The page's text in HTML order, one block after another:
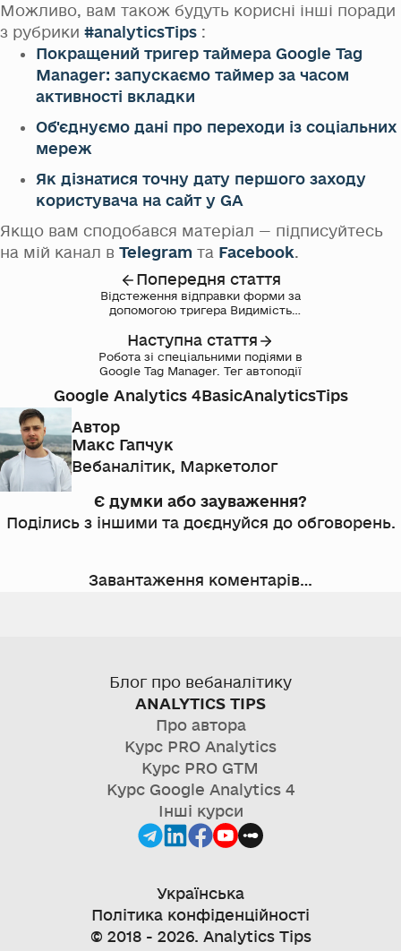
Можливо, вам також будуть корисні інші поради
з рубрики #analyticsTips :
Покращений тригер таймера Google Tag
Manager: запускаємо таймер за часом
активності вкладки
Об'єднуємо дані про переходи із соціальних
мереж
Як дізнатися точну дату першого заходу
користувача на сайт у GA
Якщо вам сподобався матеріал — підписуйтесь
на мій канал в Telegram та Facebook.
Попередня стаття
Відстеження відправки форми за
допомогою тригера Видимість
Наступна стаття
Робота зі спеціальними подіями в
Google Tag Manager. Тег автоподії
Google Analytics 4BasicAnalyticsTips
Автор
Макс Гапчук
Вебаналітик, Маркетолог
Є думки або зауваження?
Поділись з іншими та доєднуйся до обговорень.
Завантаження коментарів…
Блог про вебаналітику
ANALYTICS TIPS
Про автора
КурсPRO Analytics
Курс PRO GTM
Курс Google Analytics 4
Інші курси
© 2018 - 2026. Analytics Tips
Політика конфіденційності
Українська